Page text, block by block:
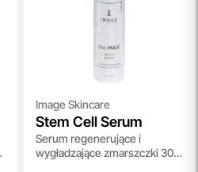
Image Skincare
Stem Cell Serum
Serum regenerujące i
wygładzające zmarszczki 30